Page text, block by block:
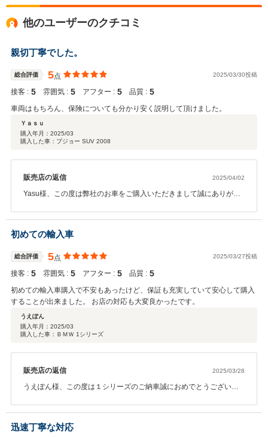
他のユーザーのクチコミ
親切丁寧でした。
総合評価 5点 2025/03/30投稿
接客 : 5 雰囲気 : 5 アフター : 5 品質 : 5
車両はもちろん、保険についても分かり安く説明して頂けました。
Ｙａｓｕ
購入年月： 2025/03
購入した車：プジョー SUV 2008
販売店の返信 2025/04/02
Yasu様、この度は弊社のお車をご購入いただきまして誠にありがと
ンテナンスなどでしっかりサポートいたしますので、頼って頂けれ
ばと思います！ありがとうございました！
初めての輸入車
総合評価 5点 2025/03/27投稿
接客 : 5 雰囲気 : 5 アフター : 5 品質 : 5
初めての輸入車購入で不安もあったけど、保証も充実していて安心して購入
することが出来ました。 お店の対応も大変良かったです。
うえぽん
購入年月： 2025/03
購入した車：ＢＭＷ 1シリーズ
販売店の返信 2025/03/28
うえぽん様、この度は１シリーズのご納車誠におめでとうございま
っかりとサポートさせて頂きますので末永いお付き合い宜しくお願
い致します。
迅速丁寧な対応